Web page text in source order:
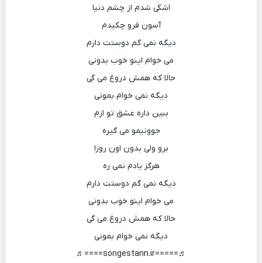
اشکی شدم از چشم دنیا
آسون فرو چکیدم
دیگه نمی گم دوستت دارم
می خوام اینو خوب بدونی
حالا که همش دروغ می گی
دیگه نمی خوام بمونی
ببین داره عشق تو ازم
جوونیمو می گیره
برو ولی بدون اون روزا
هرگز یادم نمی ره
دیگه نمی گم دوستت دارم
می خوام اینو خوب بدونی
حالا که همش دروغ می گی
دیگه نمی خوام بمونی
♬=====songestann.ir====♬